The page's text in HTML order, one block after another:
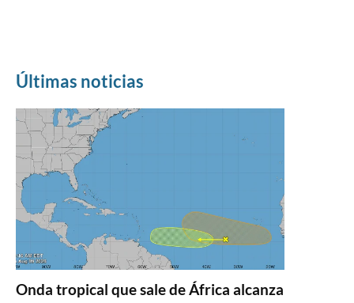
Últimas noticias
Onda tropical que sale de África alcanza